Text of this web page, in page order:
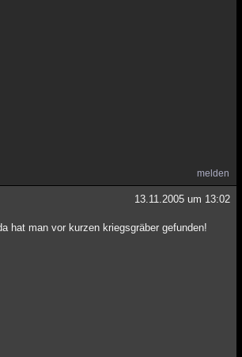
melden
13.11.2005 um 13:02
hat man vor kurzen kriegsgräber gefunden!